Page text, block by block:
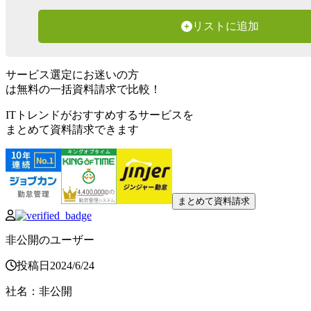
リストに追加
サービス選定にお迷いの方
は無料の一括資料請求で比較！
ITトレンドがおすすめするサービスを
まとめて資料請求できます
まとめて資料請求
非公開のユーザー
投稿日 2024/6/24
社名 ： 非公開